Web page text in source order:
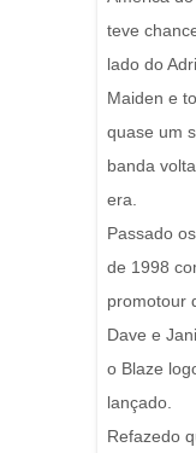
teve
lado do
Maiden e
quase um
banda
era.
Passado
de 1998
promotour
Dave e
o Blaze
lançado.
Refazedo